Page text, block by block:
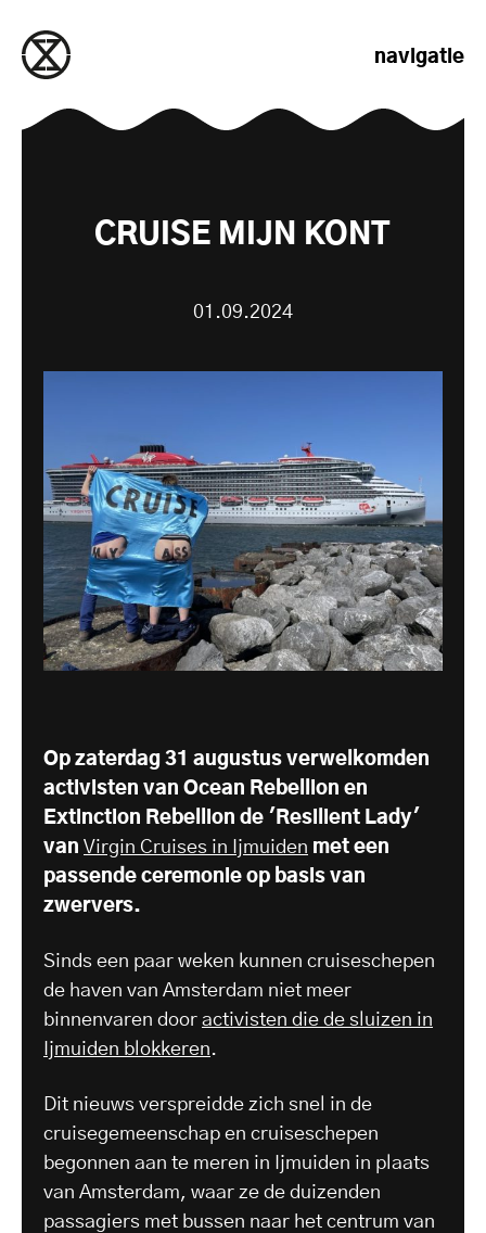
navigatie
CRUISE MIJN KONT
01.09.2024
Op zaterdag 31 augustus verwelkomden
activisten van Ocean Rebellion en
Extinction Rebellion de 'Resilient Lady'
van Virgin Cruises in Ijmuiden met een
passende ceremonie op basis van
zwervers.
Sinds een paar weken kunnen cruiseschepen
de haven van Amsterdam niet meer
binnenvaren door activisten die de sluizen in
Ijmuiden blokkeren.
Dit nieuws verspreidde zich snel in de
cruisegemeenschap en cruiseschepen
begonnen aan te meren in Ijmuiden in plaats
van Amsterdam, waar ze de duizenden
passagiers met bussen naar het centrum van